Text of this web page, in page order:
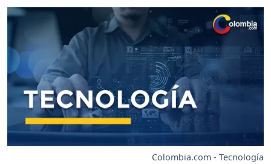
Colombia.com - Tecnología